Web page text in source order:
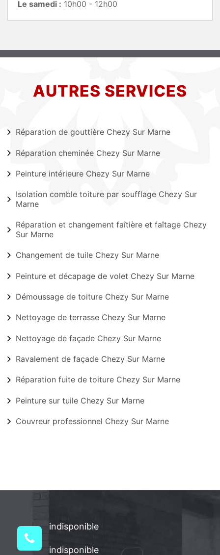
Le samedi : 10h00 - 12h00
AUTRES SERVICES
Réparation de gouttière Chezy Sur Marne
Réparation cheminée Chezy Sur Marne
Peinture intérieure Chezy Sur Marne
Isolation comble toiture par soufflage Chezy Sur
Marne
Réparation et changement faîtière et faîtage Chezy
Sur Marne
Changement de tuile Chezy Sur Marne
Peinture et décapage de volet Chezy Sur Marne
Démoussage de toiture Chezy Sur Marne
Nettoyage de terrasse Chezy Sur Marne
Nettoyage de façade Chezy Sur Marne
Ravalement de façade Chezy Sur Marne
Réparation fuite de toiture Chezy Sur Marne
Peinture sur tuile Chezy Sur Marne
Couvreur professionnel Chezy Sur Marne
indisponible
indisponible